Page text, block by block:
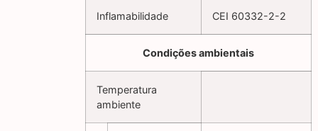
Inflamabilidade CEI 60332-2-2
Condições ambientais
Temperatura
ambiente